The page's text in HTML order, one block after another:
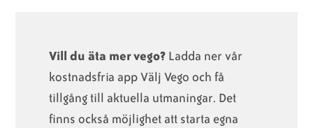
Vill du äta mer vego? Ladda ner vår
kostnadsfria app Välj Vego och få
tillgång till aktuella utmaningar. Det
finns också möjlighet att starta egna